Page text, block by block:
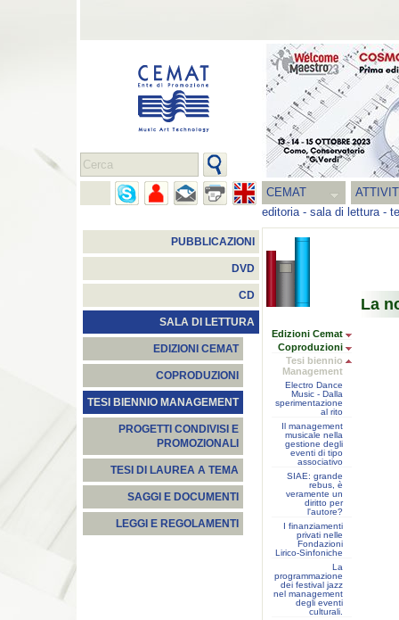
CEMAT
editoria- sala di lettura-
PUBBLICAZIONI
DVD
CD
SALA DI LETTURA
EDIZIONI CEMAT
COPRODUZIONI
TESI BIENNIO MANAGEMENT
PROGETTI CONDIVISI E
PROMOZIONALI
TESI DI LAUREA A TEMA
SAGGI E DOCUMENTI
LEGGI E REGOLAMENTI
Edizioni Cemat
Coproduzioni
Tesi biennio
Management
Electro Dance
Music - Dalla
sperimentazione
al rito
Il management
musicale nella
gestione degli
eventi di tipo
associativo
SIAE: grande
rebus, è
veramente un
diritto per
l'autore?
I finanziamenti
privati nelle
Fondazioni
Lirico-Sinfoniche
La
programmazione
dei festival jazz
nel management
degli eventi
culturali.
La